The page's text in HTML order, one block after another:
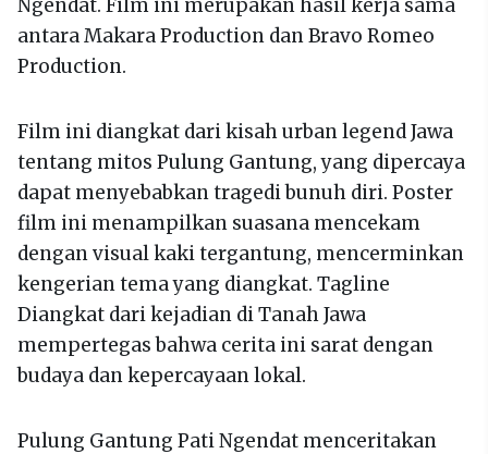
Ngendat. Film ini merupakan hasil kerja sama
antara Makara Production dan Bravo Romeo
Production.
Film ini diangkat dari kisah urban legend Jawa
tentang mitos Pulung Gantung, yang dipercaya
dapat menyebabkan tragedi bunuh diri. Poster
film ini menampilkan suasana mencekam
dengan visual kaki tergantung, mencerminkan
kengerian tema yang diangkat. Tagline
Diangkat dari kejadian di Tanah Jawa
mempertegas bahwa cerita ini sarat dengan
budaya dan kepercayaan lokal.
Pulung Gantung Pati Ngendat menceritakan